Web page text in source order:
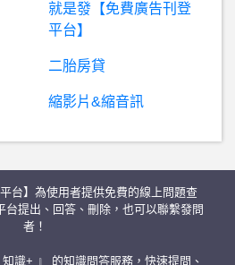
蘋
果iOS作業系統- 須使用 20W 或更高功率轉接器 (另售) 須使用 20W 或更高功率轉接器 (另售)
裝潢拍攝 富士 室內裝潢拍攝
B
aseballXXXX- 米吉亞當年有豪勁操勞嗎 米吉亞當年有豪勁操勞嗎
就是發【免費廣告刊登
平台】
二胎房貸
縮影片&縮音訊
台】為使用者提供免費的線上問題查
台提出、回答、刪除，也可以聯繫發問
者！
識+ 』 的知識問答服務，快速提問、